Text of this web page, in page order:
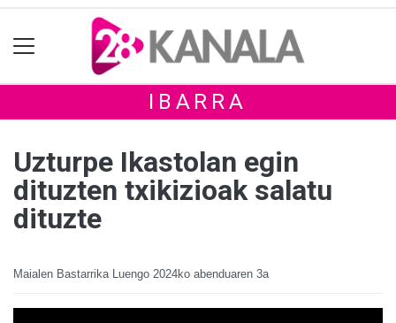
IBARRA
Uzturpe Ikastolan egin
dituzten txikizioak salatu
dituzte
Maialen Bastarrika Luengo 2024ko abenduaren 3a